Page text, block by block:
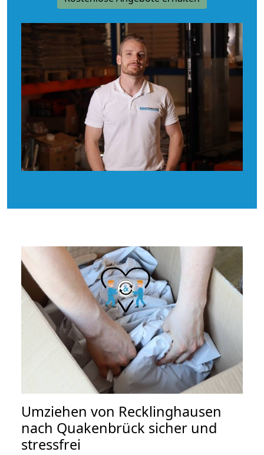
Umziehen von Recklinghausen
nach Quakenbrück sicher und
stressfrei